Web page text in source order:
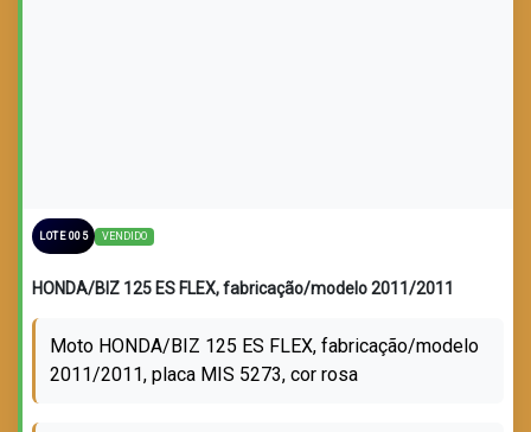
LOTE 005 VENDIDO
HONDA/BIZ 125 ES FLEX, fabricação/modelo 2011/2011
Moto HONDA/BIZ 125 ES FLEX, fabricação/modelo
2011/2011, placa MIS 5273, cor rosa